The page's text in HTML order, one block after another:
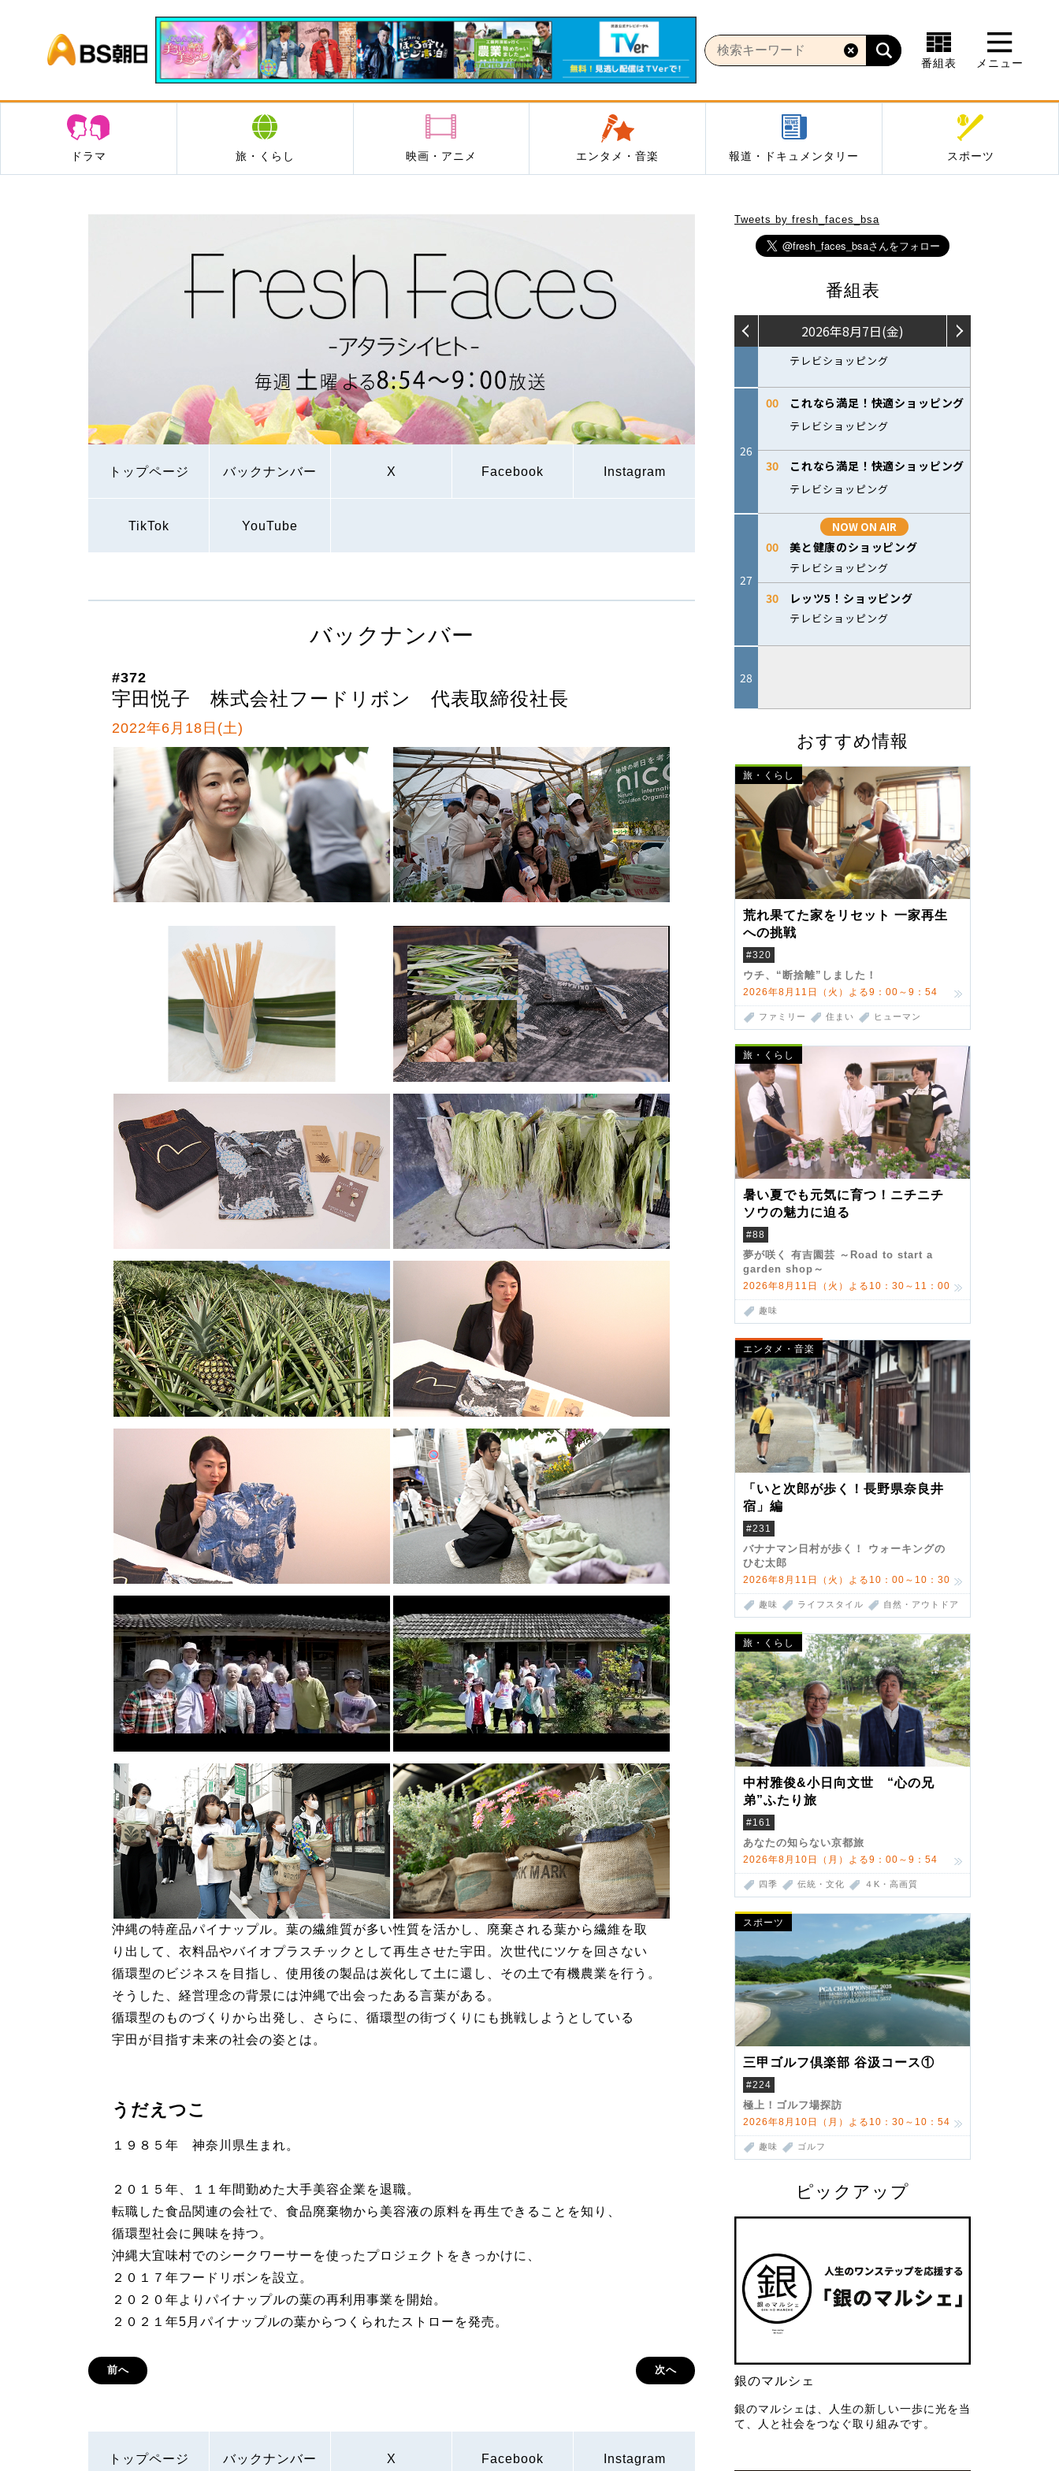
BS朝日
番組表 メニュー
ドラマ 旅・くらし 映画・アニメ エンタメ・音楽 報道・ドキュメンタリー スポーツ
トップページ バックナンバー X Facebook Instagram
TikTok YouTube
Tweets by fresh_faces_bsa
番組表
おすすめ情報
旅・くらし
荒れ果てた家をリセット 一家再生
への挑戦
#320
ウチ、“断捨離”しました！
2026年8月11日（火）よる9：00～9：54
ファミリー 住まい ヒューマン
旅・くらし
暑い夏でも元気に育つ！ニチニチ
ソウの魅力に迫る
#88
夢が咲く 有吉園芸 ～Road to start a
garden shop～
2026年8月11日（火）よる10：30～11：00
趣味
エンタメ・音楽
「いと次郎が歩く！長野県奈良井
宿」編
#231
バナナマン日村が歩く！ ウォーキングの
ひむ太郎
2026年8月11日（火）よる10：00～10：30
趣味 ライフスタイル 自然・アウトドア
旅・くらし
中村雅俊&小日向文世 “心の兄
弟”ふたり旅
#161
あなたの知らない京都旅
2026年8月10日（月）よる9：00～9：54
四季 伝統・文化 ４K・高画質
スポーツ
三甲ゴルフ倶楽部 谷汲コース①
#224
極上！ゴルフ場探訪
2026年8月10日（月）よる10：30～10：54
趣味 ゴルフ
ピックアップ
銀のマルシェ
銀のマルシェは、人生の新しい一歩に光を当
て、人と社会をつなぐ取り組みです。
バックナンバー
#372
宇田悦子 株式会社フードリボン 代表取締役社長
2022年6月18日(土)
沖縄の特産品パイナップル。葉の繊維質が多い性質を活かし、廃棄される葉から繊維を取
り出して、衣料品やバイオプラスチックとして再生させた宇田。次世代にツケを回さない
循環型のビジネスを目指し、使用後の製品は炭化して土に還し、その土で有機農業を行う。
そうした、経営理念の背景には沖縄で出会ったある言葉がある。
循環型のものづくりから出発し、さらに、循環型の街づくりにも挑戦しようとしている
宇田が目指す未来の社会の姿とは。
うだえつこ
１９８５年 神奈川県生まれ。
２０１５年、１１年間勤めた大手美容企業を退職。
転職した食品関連の会社で、食品廃棄物から美容液の原料を再生できることを知り、
循環型社会に興味を持つ。
沖縄大宜味村でのシークワーサーを使ったプロジェクトをきっかけに、
２０１７年フードリボンを設立。
２０２０年よりパイナップルの葉の再利用事業を開始。
２０２１年5月パイナップルの葉からつくられたストローを発売。
前へ 次へ
トップページ バックナンバー X Facebook Instagram